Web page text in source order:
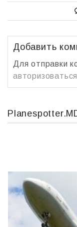
Добавить
Для отправки
авторизоваться